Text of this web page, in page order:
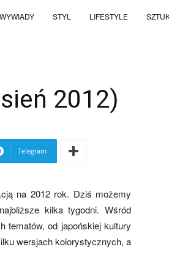
WYWIADY STYL LIFESTYLE
2012)
Telegram
na 2012 rok. Dziś możemy
kilka tygodni. Wśród
tematów, od japońskiej kultury
wersjach kolorystycznych, a